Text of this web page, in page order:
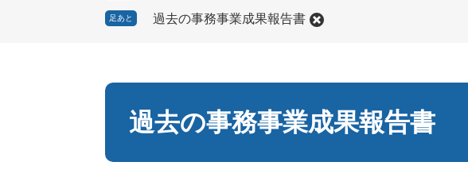
足あと 過去の事務事業成果報告書
過去の事務事業成果報告書